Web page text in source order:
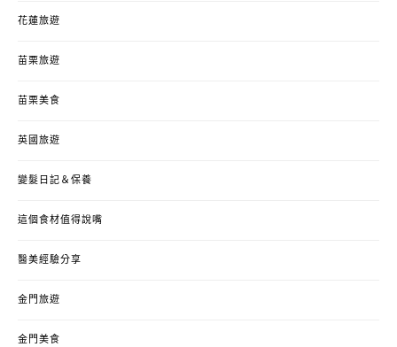
花蓮旅遊
苗栗旅遊
苗栗美食
英國旅遊
變髮日記＆保養
這個食材值得說嘴
醫美經驗分享
金門旅遊
金門美食